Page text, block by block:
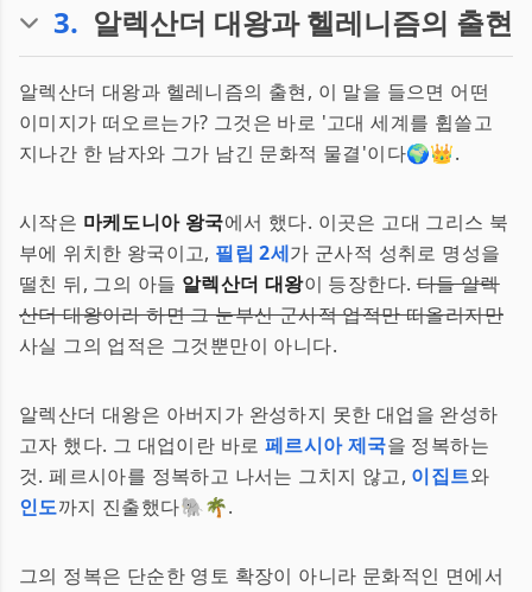
3. 알렉산더 대왕과 헬레니즘의 출현
알렉산더 대왕과 헬레니즘의 출현, 이 말을 들으면 어떤
이미지가 떠오르는가? 그것은 바로 '고대 세계를 휩쓸고
지나간 한 남자와 그가 남긴 문화적 물결'이다🌍👑.
시작은 마케도니아 왕국에서 했다. 이곳은 고대 그리스 북
부에 위치한 왕국이고, 필립 2세가 군사적 성취로 명성을
떨친 뒤, 그의 아들 알렉산더 대왕이 등장한다.다들 알렉
산더 대왕이라 하면 그 눈부신 군사적 업적만 떠올리지만
사실 그의 업적은 그것뿐만이 아니다.
알렉산더 대왕은 아버지가 완성하지 못한 대업을 완성하
고자 했다. 그 대업이란 바로 페르시아 제국을 정복하는
것. 페르시아를 정복하고 나서는 그치지 않고, 이집트와
인도까지 진출했다🐘🌴.
그의 정복은 단순한 영토 확장이 아니라 문화적인 면에서